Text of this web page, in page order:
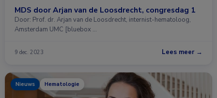
MDS door Arjan van de Loosdrecht, congresdag 1
Door: Prof. dr. Arjan van de Loosdrecht, internist-hematoloog,
Amsterdam UMC [bluebox …
9 dec. 2023 Lees meer →
Nieuws Hematologie